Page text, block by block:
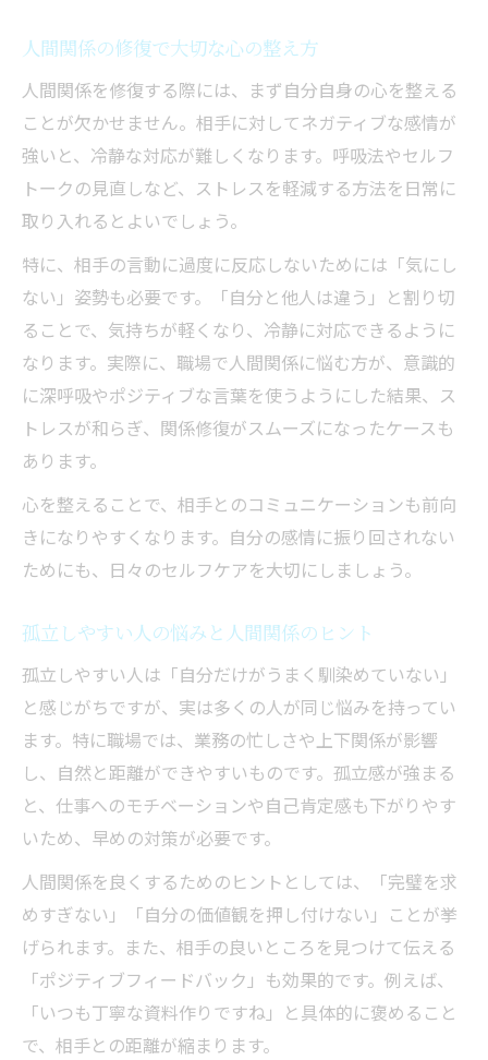
人間関係の修復で大切な心の整え方
人間関係を修復する際には、まず自分自身の心を整える
ことが欠かせません。相手に対してネガティブな感情が
強いと、冷静な対応が難しくなります。呼吸法やセルフ
トークの見直しなど、ストレスを軽減する方法を日常に
取り入れるとよいでしょう。
特に、相手の言動に過度に反応しないためには「気にし
ない」姿勢も必要です。「自分と他人は違う」と割り切
ることで、気持ちが軽くなり、冷静に対応できるように
なります。実際に、職場で人間関係に悩む方が、意識的
に深呼吸やポジティブな言葉を使うようにした結果、ス
トレスが和らぎ、関係修復がスムーズになったケースも
あります。
心を整えることで、相手とのコミュニケーションも前向
きになりやすくなります。自分の感情に振り回されない
ためにも、日々のセルフケアを大切にしましょう。
孤立しやすい人の悩みと人間関係のヒント
孤立しやすい人は「自分だけがうまく馴染めていない」
と感じがちですが、実は多くの人が同じ悩みを持ってい
ます。特に職場では、業務の忙しさや上下関係が影響
し、自然と距離ができやすいものです。孤立感が強まる
と、仕事へのモチベーションや自己肯定感も下がりやす
いため、早めの対策が必要です。
人間関係を良くするためのヒントとしては、「完璧を求
めすぎない」「自分の価値観を押し付けない」ことが挙
げられます。また、相手の良いところを見つけて伝える
「ポジティブフィードバック」も効果的です。例えば、
「いつも丁寧な資料作りですね」と具体的に褒めること
で、相手との距離が縮まります。